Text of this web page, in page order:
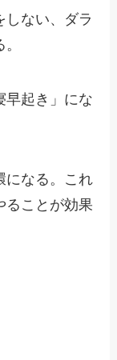
しない、ダラ
早起き」にな
になる。これ
ることが効果